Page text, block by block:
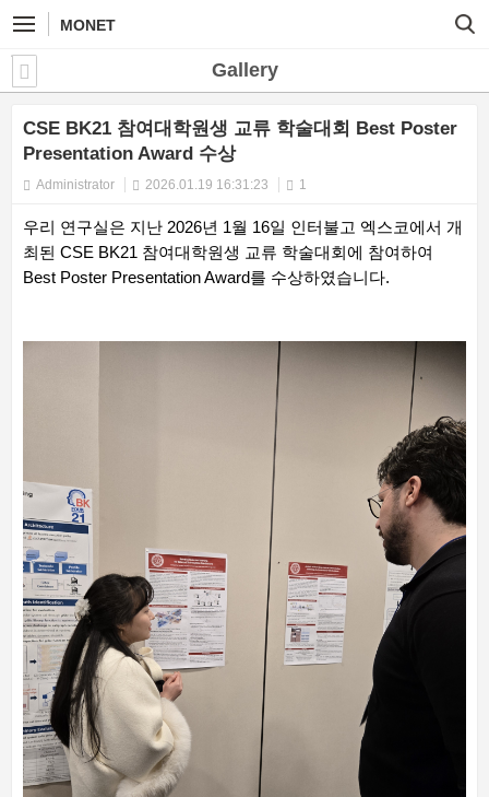
MONET
Gallery
CSE BK21 참여대학원생 교류 학술대회 Best Poster
Presentation Award 수상
Administrator 2026.01.19 16:31:23 1
우리 연구실은 지난 2026년 1월 16일 인터불고 엑스코에서 개
최된 CSE BK21 참여대학원생 교류 학술대회에 참여하여
Best Poster Presentation Award를 수상하였습니다.